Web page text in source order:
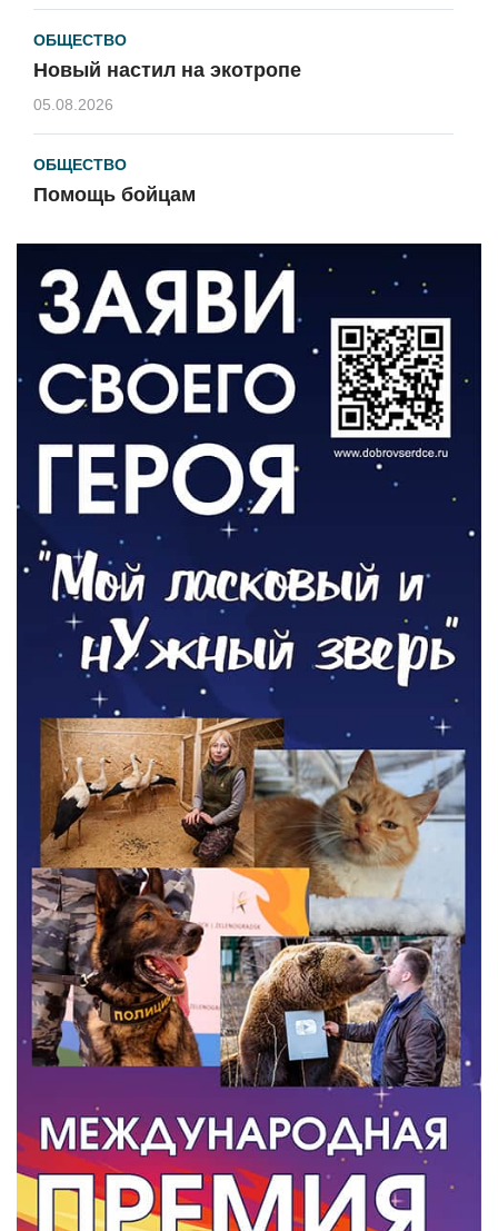
ОБЩЕСТВО
Новый настил на экотропе
05.08.2026
ОБЩЕСТВО
Помощь бойцам
ВЛАСТЬ
«Второй старт» для ветеранов СВО
РАЗЪЯСНЯЕМ
Контракт с новой выплатой
05.08.2026